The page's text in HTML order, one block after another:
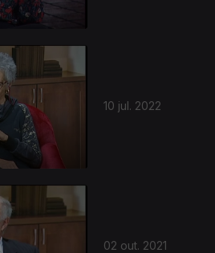
10 jul. 2022
02 out. 2021